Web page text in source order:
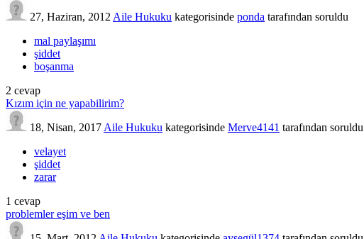
27, Haziran, 2012Aile Hukuku kategorisinde ponda tarafından soruldu
mal paylaşımı
şiddet
boşanma
2 cevap
Kızım için ne yapabilirim?
18, Nisan, 2017Aile Hukuku kategorisinde Merve4141 tarafından soruldu
velayet
şiddet
zarar
1 cevap
problemler eşim ve ben